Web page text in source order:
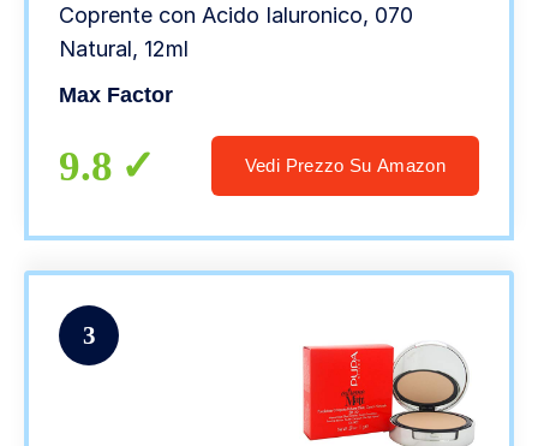
Coprente con Acido Ialuronico, 070
Natural, 12ml
Max Factor
9.8 Vedi Prezzo Su Amazon
3